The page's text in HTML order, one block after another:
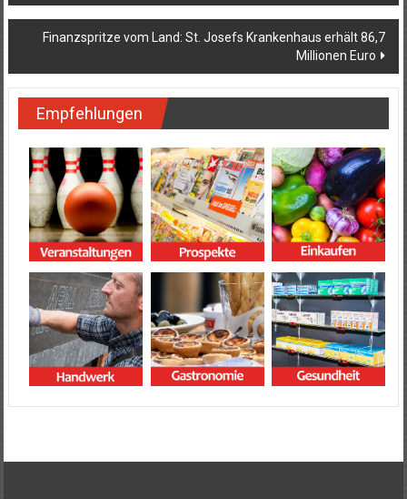
Finanzspritze vom Land: St. Josefs Krankenhaus erhält 86,7
Millionen Euro
Empfehlungen